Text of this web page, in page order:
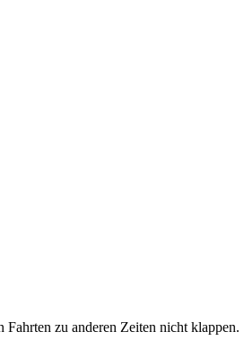
Fahrten zu anderen Zeiten nicht klappen.